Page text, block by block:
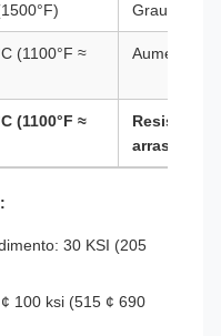
Grau padrão
(1100°F ≈
Aumentada
(1100°F ≈
30 KSI (205
100 ksi (515 ¢ 690